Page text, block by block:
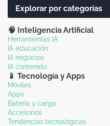
Explorar por categorías
🧠 Inteligencia Artificial
Herramientas IA
IA educación
IA negocios
IA contenido
📱 Tecnología y Apps
Móviles
Apps
Batería y carga
Accesorios
Tendencias tecnológicas